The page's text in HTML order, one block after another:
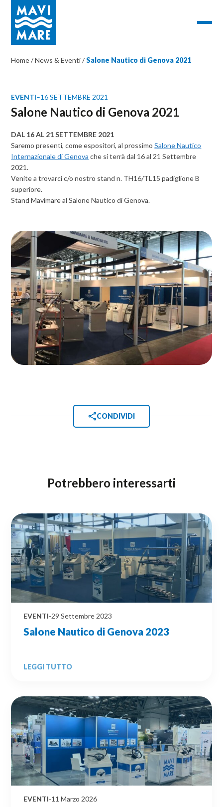
Home/News & Eventi/Salone Nautico di Genova 2021
EVENTI–16 SETTEMBRE 2021
Salone Nautico di Genova 2021
DAL 16 AL 21 SETTEMBRE 2021
Saremo presenti, come espositori, al prossimoSalone Nautico
Internazionale di Genova che si terrà dal 16 al 21 Settembre
2021.
Venite a trovarci c/o nostro stand n. TH16/TL15 padiglione B
superiore.
Stand Mavimare al Salone Nautico di Genova.
CONDIVIDI
Potrebbero interessarti
EVENTI-29 Settembre 2023
Salone Nautico di Genova 2023
LEGGI TUTTO
EVENTI-11 Marzo 2026